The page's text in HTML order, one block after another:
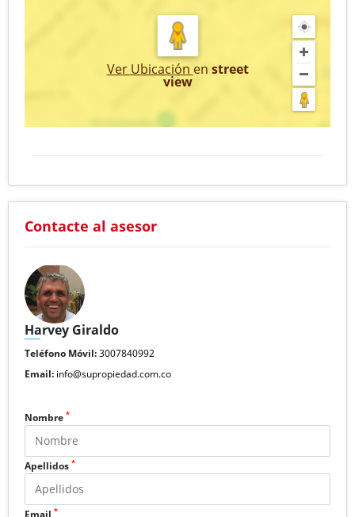
Ver Ubicación en street
view
Contacte al asesor
Harvey Giraldo
Teléfono Móvil:3007840992
Email: info@supropiedad.com.co
Nombre *
Apellidos *
Email *